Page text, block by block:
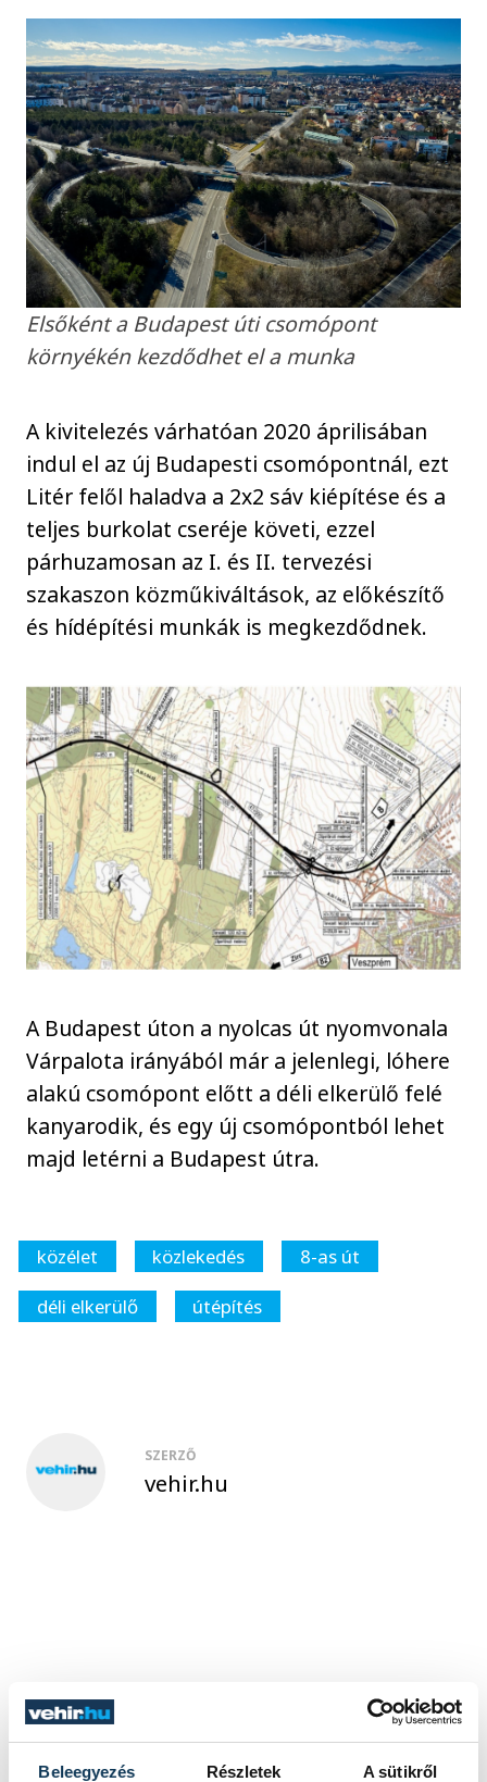
Beleegyezés Részletek A sütikről
Elsőként a Budapest úti csomópont
környékén kezdődhet el a munka
A kivitelezés várhatóan 2020 áprilisában
indul el az új Budapesti csomópontnál, ezt
Litér felől haladva a 2x2 sáv kiépítése és a
teljes burkolat cseréje követi, ezzel
párhuzamosan az I. és II. tervezési
szakaszon közműkiváltások, az előkészítő
és hídépítési munkák is megkezdődnek.
A Budapest úton a nyolcas út nyomvonala
Várpalota irányából már a jelenlegi, lóhere
alakú csomópont előtt a déli elkerülő felé
kanyarodik, és egy új csomópontból lehet
majd letérni a Budapest útra.
közélet közlekedés
8-as út
déli elkerülő
útépítés
SZERZŐ
vehir.hu